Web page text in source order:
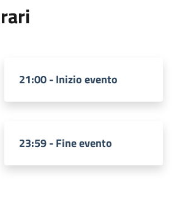
21:00 - Inizio evento
23:59 - Fine evento